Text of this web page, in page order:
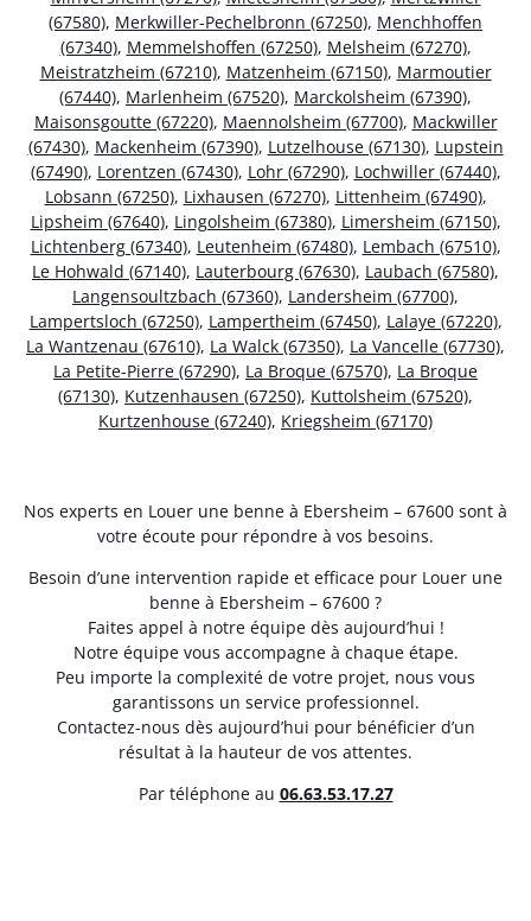
(67580), Merkwiller-Pechelbronn (67250), Menchhoffen
(67340), Memmelshoffen (67250), Melsheim (67270),
Meistratzheim (67210), Matzenheim (67150), Marmoutier
(67440), Marlenheim (67520), Marckolsheim (67390),
Maisonsgoutte (67220), Maennolsheim (67700), Mackwiller
(67430), Mackenheim (67390), Lutzelhouse (67130), Lupstein
(67490), Lorentzen (67430), Lohr (67290), Lochwiller (67440),
Lobsann (67250), Lixhausen (67270), Littenheim (67490),
Lipsheim (67640), Lingolsheim (67380), Limersheim (67150),
Lichtenberg (67340), Leutenheim (67480), Lembach (67510),
Le Hohwald (67140), Lauterbourg (67630), Laubach (67580),
Langensoultzbach (67360), Landersheim (67700),
Lampertsloch (67250), Lampertheim (67450), Lalaye (67220),
La Wantzenau (67610), La Walck (67350), La Vancelle (67730),
La Petite-Pierre (67290), La Broque (67570), La Broque
(67130), Kutzenhausen (67250), Kuttolsheim (67520),
Kurtzenhouse (67240), Kriegsheim (67170)
Nos experts en Louer une benne à Ebersheim – 67600 sont à
votre écoute pour répondre à vos besoins.
Besoin d’une intervention rapide et efficace pour Louer une
benne à Ebersheim – 67600 ?
Faites appel à notre équipe dès aujourd’hui !
Notre équipe vous accompagne à chaque étape.
Peu importe la complexité de votre projet, nous vous
garantissons un service professionnel.
Contactez-nous dès aujourd’hui pour bénéficier d’un
résultat à la hauteur de vos attentes.
Par téléphone au 06.63.53.17.27